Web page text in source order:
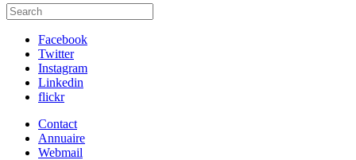
Facebook
Twitter
Instagram
Linkedin
flickr
Contact
Annuaire
Webmail